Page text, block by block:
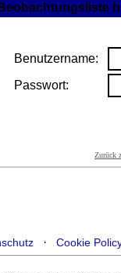
Benutzername:
Passwort:
Zurück
·Cookie